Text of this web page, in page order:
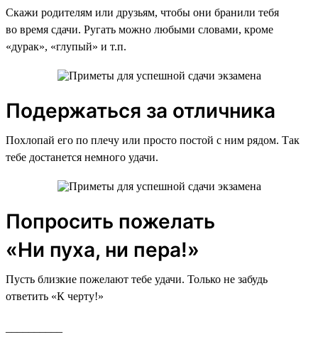
Скажи родителям или друзьям, чтобы они бранили тебя
во время сдачи. Ругать можно любыми словами, кроме
«дурак», «глупый» и т.п.
Подержаться за отличника
Похлопай его по плечу или просто постой с ним рядом. Так
тебе достанется немного удачи.
Попросить пожелать
«Ни пуха, ни пера!»
Пусть близкие пожелают тебе удачи. Только не забудь
ответить «К черту!»